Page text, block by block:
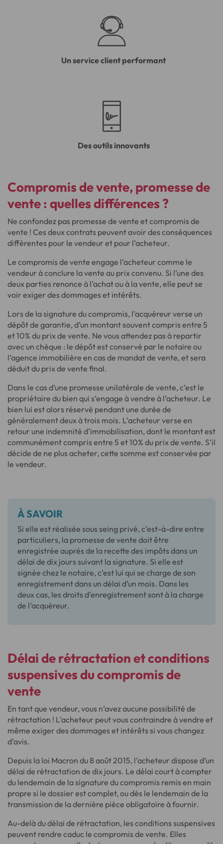
Un service client performant
Des outils innovants
Compromis de vente, promesse de
vente : quelles différences ?
Ne confondez pas promesse de vente et compromis de
vente ! Ces deux contrats peuvent avoir des conséquences
différentes pour le vendeur et pour l’acheteur.
Le compromis de vente engage l’acheteur comme le
vendeur à conclure la vente au prix convenu. Si l’une des
deux parties renonce à l’achat ou à la vente, elle peut se
voir exiger des dommages et intérêts.
Lors de la signature du compromis, l’acquéreur verse un
dépôt de garantie, d’un montant souvent compris entre 5
et 10% du prix de vente. Ne vous attendez pas à repartir
avec un chèque : le dépôt est conservé par le notaire ou
l’agence immobilière en cas de mandat de vente, et sera
déduit du prix de vente final.
Dans le cas d’une promesse unilatérale de vente, c’est le
propriétaire du bien qui s’engage à vendre à l’acheteur. Le
bien lui est alors réservé pendant une durée de
généralement deux à trois mois. L’acheteur verse en
retour une indemnité d’immobilisation, dont le montant est
communément compris entre 5 et 10% du prix de vente. S’il
décide de ne plus acheter, cette somme est conservée par
le vendeur.
À SAVOIR
Si elle est réalisée sous seing privé, c’est-à-dire entre
particuliers, la promesse de vente doit être
enregistrée auprès de la recette des impôts dans un
délai de dix jours suivant la signature. Si elle est
signée chez le notaire, c’est lui qui se charge de son
enregistrement dans un délai d’un mois. Dans les
deux cas, les droits d’enregistrement sont à la charge
de l’acquéreur.
Délai de rétractation et conditions
suspensivesdu compromis de
vente
En tant que vendeur, vous n’avez aucune possibilité de
rétractation ! L’acheteur peut vous contraindre à vendre et
même exiger des dommages et intérêts si vous changez
d’avis.
Depuis la loi Macron du 8 août 2015, l’acheteur dispose d’un
délai de rétractation de dix jours. Le délai court à compter
du lendemain de la signature du compromis remis en main
propre si le dossier est complet, ou dès le lendemain de la
transmission de la dernière pièce obligatoire à fournir.
Au-delà du délai de rétractation, les conditions suspensives
peuvent rendre caduc le compromis de vente. Elles